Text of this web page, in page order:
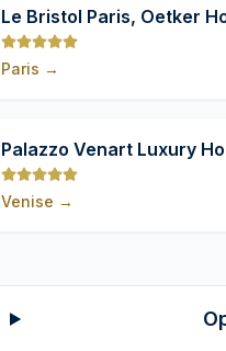
Le Bristol Paris, Oetker
Paris →
Palazzo Venart Luxury
Venise →